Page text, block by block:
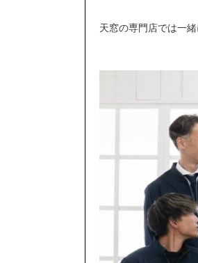
天窓の専門店では一